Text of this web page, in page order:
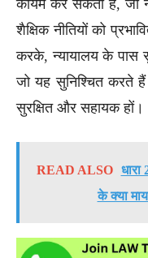
कायम कर सकता है, जो
शैक्षिक नीतियों को
करके, न्यायालय के पास
जो यह सुनिश्चित करते
सुरक्षित और सहायक हों।
READ ALSO
के क्या